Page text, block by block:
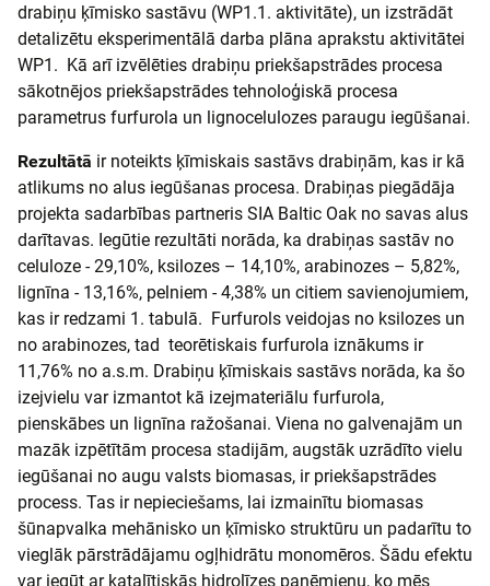
drabiņu ķīmisko sastāvu (WP1.1. aktivitāte), un izstrādāt
detalizētu eksperimentālā darba plāna aprakstu aktivitātei
WP1. Kā arī izvēlēties drabiņu priekšapstrādes procesa
sākotnējos priekšapstrādes tehnoloģiskā procesa
parametrus furfurola un lignocelulozes paraugu iegūšanai.
Rezultātā ir noteikts ķīmiskais sastāvs drabiņām, kas ir kā
atlikums no alus iegūšanas procesa. Drabiņas piegādāja
projekta sadarbības partneris SIA Baltic Oak no savas alus
darītavas. Iegūtie rezultāti norāda, ka drabiņas sastāv no
celuloze - 29,10%, ksilozes – 14,10%, arabinozes – 5,82%,
lignīna - 13,16%, pelniem - 4,38% un citiem savienojumiem,
kas ir redzami 1. tabulā. Furfurols veidojas no ksilozes un
no arabinozes, tad teorētiskais furfurola iznākums ir
11,76% no a.s.m. Drabiņu ķīmiskais sastāvs norāda, ka šo
izejvielu var izmantot kā izejmateriālu furfurola,
pienskābes un lignīna ražošanai. Viena no galvenajām un
mazāk izpētītām procesa stadijām, augstāk uzrādīto vielu
iegūšanai no augu valsts biomasas, ir priekšapstrādes
process. Tas ir nepieciešams, lai izmainītu biomasas
šūnapvalka mehānisko un ķīmisko struktūru un padarītu to
vieglāk pārstrādājamu ogļhidrātu monomēros. Šādu efektu
var iegūt ar katalītiskās hidrolīzes paņēmienu, ko mēs